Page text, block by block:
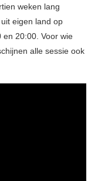
weken lang
eigen land op
en 20:00. Voor wie
alle sessie ook